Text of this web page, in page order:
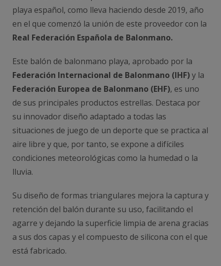
playa español, como lleva haciendo desde 2019, año
en el que comenzó la unión de este proveedor con la
Real Federación Española de Balonmano.
Este balón de balonmano playa, aprobado por la
Federación Internacional de Balonmano (IHF)y la
Federación Europea de Balonmano (EHF), es uno
de sus principales productos estrellas. Destaca por
su innovador diseño adaptado a todas las
situaciones de juego de un deporte que se practica al
aire libre y que, por tanto, se expone a difíciles
condiciones meteorológicas como la humedad o la
lluvia.
Su diseño de formas triangulares mejora la captura y
retención del balón durante su uso, facilitando el
agarre y dejando la superficie limpia de arena gracias
a sus dos capas y el compuesto de silicona con el que
está fabricado.